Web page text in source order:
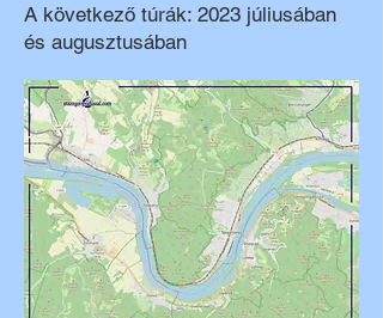
A következő túrák: 2023 júliusában
és augusztusában